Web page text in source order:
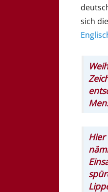
sich